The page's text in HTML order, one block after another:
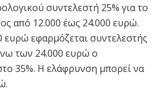
συντελεστή 25% για το
από 12.000 έως 24.000 ευρώ.
ευρώ εφαρμόζεται συντελεστής
των 24.000 ευρώ ο
35%. Η ελάφρυνση μπορεί να